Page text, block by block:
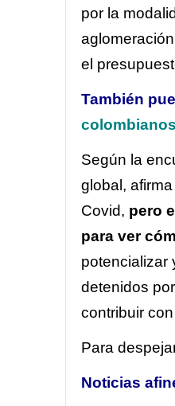
por la
el
También
Según la
global,
Covid, pero
para ver
potencializar
detenidos
contribuir
Para
Noticias